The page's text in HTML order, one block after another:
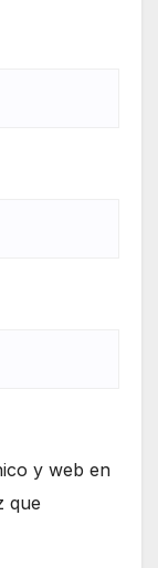
y web en
que